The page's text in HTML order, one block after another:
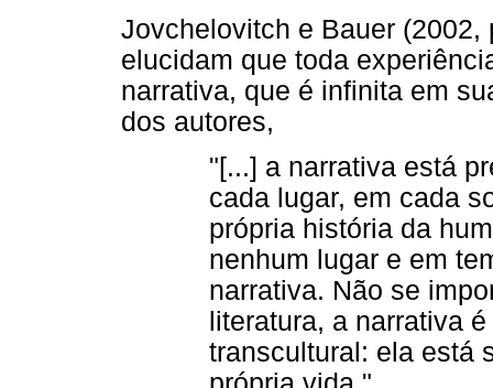
Jovchelovitch e Bauer
elucidam que toda
narrativa, que é infinita em
dos autores,
"[...] a narrativa está
cada lugar, em cada
própria história da
nenhum lugar e em
narrativa. Não se
literatura, a narrativa
transcultural: ela está